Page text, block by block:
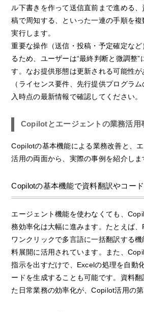
ル下書きを作って送信直前まで進める
稿で周知する、といった一連の手順を
実行します。
重要な操作（送信・投稿・予定確定な
るため、ユーザーは“最終判断と微調整”
す。なお提供形態は更新される可能性
（ライセンス要件、先行提供プログラ
入時点の最新情報で確認してください。
Copilotとエージェントの業務活用
Copilotの基本機能による業務改善と、
活用の両面から、実際の事例を紹介しま
Copilotの基本機能で資料翻訳やコー
エージェント機能を使わなくても、
務効率化は大幅に進みます。たとえば
ワンクリックで多言語に一括翻訳する
料展開に活用されています。また、
指示を出すだけで、Excelの処理を自動
ードを生成することも可能です。資料
た日常業務の効率化が、Copilot活用の第